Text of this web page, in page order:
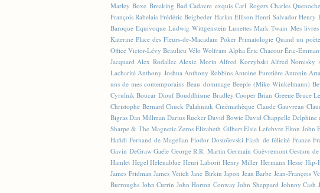
Marley Boxe Breaking Bad Cadavre exquis Carl Rogers Charles Quenoche
François Rabelais Frédéric Beigbeder Harlan Ellison Henri Salvador Henry
Baroque Équivoque Ludwig Wittgenstein Lunettes Mark Twain Mes livres
Katerine Place des Fleurs-de-Macadam Poker Primatologie Quand un
Office Victor-Lévy Beaulieu Vélo Wolfram Alpha Éric Chacour Éric-
Jacquard Alex Rodallec Alexie Morin Alfred Korzybski Alfred Nomisky
Lacharité Anthony Joshua Anthony Robbins Antoine Furetière Antonin
uns de mes contemporains Beau dommage Beeple (Mike Winkelmann)
Cyrulnik Boucar Diouf Bouddhisme Bradley Cooper Brian Greene Bruce
Christophe Bernard Chuck Palahniuk Cinémathèque Claude Gauvreau
Bigras Dan Millman Darius Rucker David Bowie David Chappelle Delphine
Sharpe & The Magnetic Zeros Elizabeth Gilbert Elsie Lefebvre Elton John
Hafidi Fernand de Magellan Fiodor Dostoïevski Flash de félicité France
Gavin DeGraw Gaële George R.R. Martin Germain Guèvremont Gestion
Hamlet Hegel Helenablue Henri Laborit Henry Miller Hermann Hesse Hip-
James Fridman James Veitch Jane Birkin Japon Jean Barbe Jean-François
Burroughs John Currin John Horton Conway John Sheppard Johnny Cash